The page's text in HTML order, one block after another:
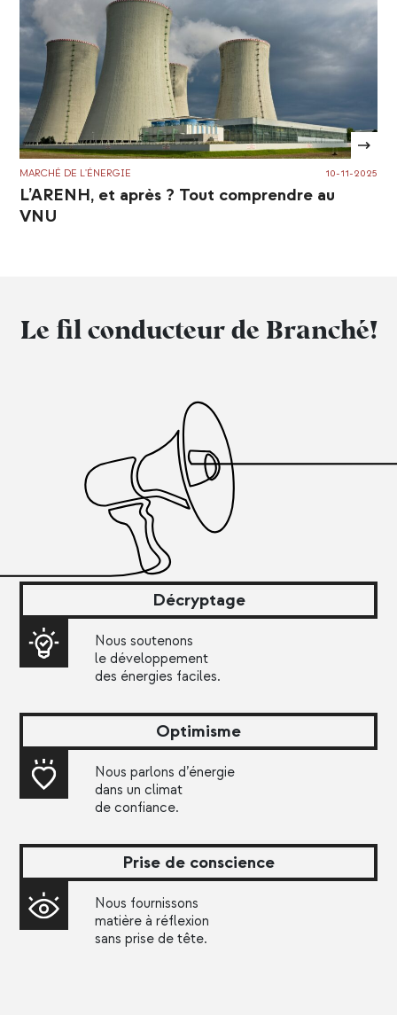
MARCHÉ DE L'ÉNERGIE 10-11-2025
L’ARENH, et après ? Tout comprendre au
VNU
Le fil conducteur de Branché!
Décryptage
Nous soutenons
le développement
des énergies faciles.
Optimisme
Nous parlons d’énergie
dans un climat
de confiance.
Prise de conscience
Nous fournissons
matière à réflexion
sans prise de tête.